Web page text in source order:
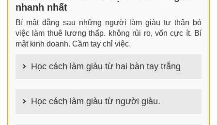
nhanh nhất
Bí mật đằng sau những người làm giàu tự thân bỏ
việc làm thuê lương thấp. không rủi ro, vốn cực ít. Bí
mật kinh doanh. Cầm tay chỉ việc.
Học cách làm giàu từ hai bàn tay trắng
nhưng hiệu quả bất ngờ. Bạn có thể thành công ngay
cả khi không có gì trong tay.
Học cách làm giàu từ người giàu.